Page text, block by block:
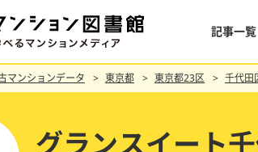
記事一覧
マンションデータ 東京都 東京都23区 千代田
グランスイート